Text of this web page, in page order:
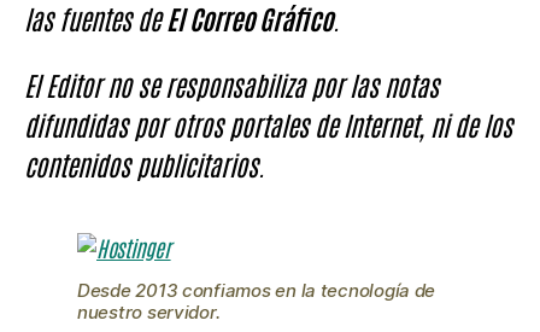
las fuentes deEl Correo Gráfico.
El Editor no se responsabiliza por las notas
difundidas por otros portales de Internet, ni de los
contenidos publicitarios.
Desde 2013 confiamos en la tecnología de
nuestro servidor.